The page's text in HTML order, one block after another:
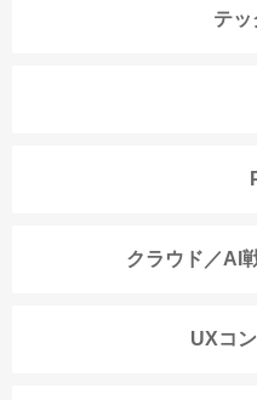
テッ
クラウド／AI
UXコ